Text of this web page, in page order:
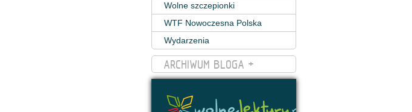
Wolne szczepionki
WTF Nowoczesna Polska
Wydarzenia
ARCHIWUM BLOGA +